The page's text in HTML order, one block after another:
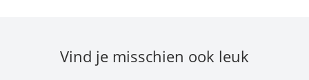
Vind je misschien ook leuk